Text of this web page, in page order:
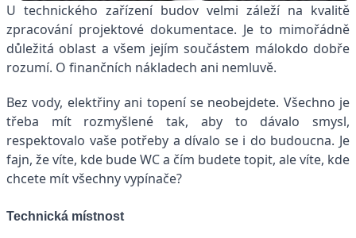
U technického zařízení budov velmi záleží na kvalitě
zpracování projektové dokumentace. Je to mimořádně
důležitá oblast a všem jejím součástem málokdo dobře
rozumí. O finančních nákladech ani nemluvě.
Bez vody, elektřiny ani topení se neobejdete. Všechno je
třeba mít rozmyšlené tak, aby to dávalo smysl,
respektovalo vaše potřeby a dívalo se i do budoucna. Je
fajn, že víte, kde bude WC a čím budete topit, ale víte, kde
chcete mít všechny vypínače?
Technická místnost